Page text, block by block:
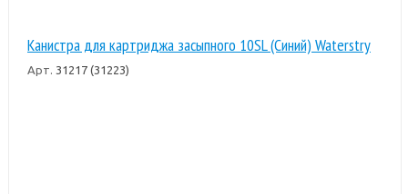
Канистра для картриджа засыпного 10SL (Синий) Waterstry
Арт. 31217 (31223)